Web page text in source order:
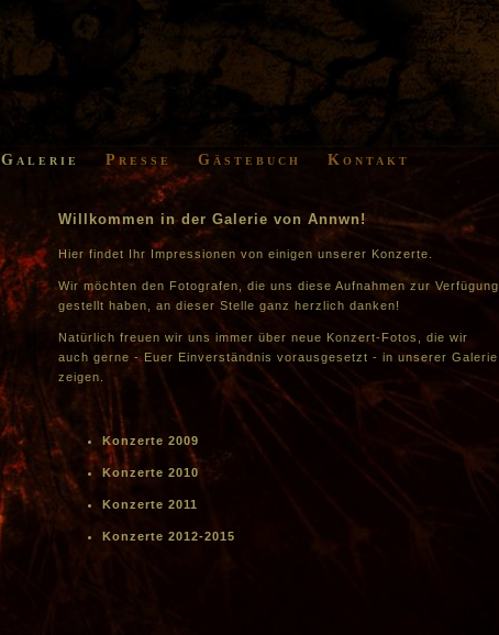
Galerie Presse Gästebuch Kontakt
Willkommen in der Galerie von Annwn!
Hier findet Ihr Impressionen von einigen unserer Konzerte.
Wir möchten den Fotografen, die uns diese Aufnahmen zur Verfügung
gestellt haben, an dieser Stelle ganz herzlich danken!
Natürlich freuen wir uns immer über neue Konzert-Fotos, die wir
auch gerne - Euer Einverständnis vorausgesetzt - in unserer Galerie
zeigen.
Konzerte 2009
Konzerte 2010
Konzerte 2011
Konzerte 2012-2015